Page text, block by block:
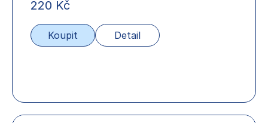
220 Kč
Koupit Detail